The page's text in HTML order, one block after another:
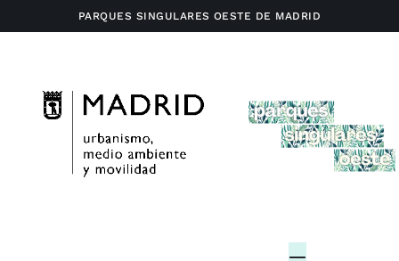
al
PARQUES SINGULARES OESTE DE MADRID